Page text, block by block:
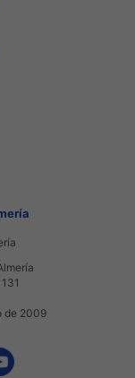
de 2009